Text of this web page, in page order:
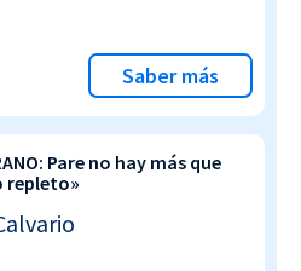
Saber más
Pare no hay más que
repleto»